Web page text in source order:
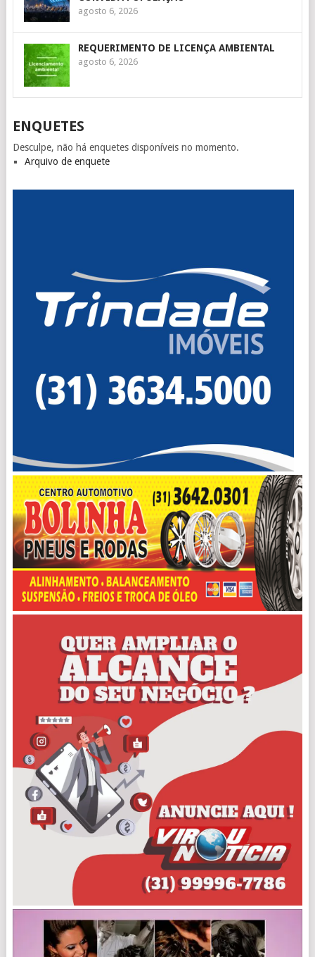
agosto 6, 2026
REQUERIMENTO DE LICENÇA AMBIENTAL
agosto 6, 2026
ENQUETES
Desculpe, não há enquetes disponíveis no momento.
Arquivo de enquete